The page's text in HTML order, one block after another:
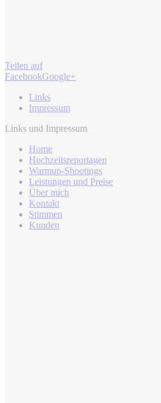
Teilen auf
FacebookGoogle+
Links
Impressum
Links und Impressum
Home
Hochzeitsreportagen
Warmup-Shootings
Leistungen und Preise
Über mich
Kontakt
Stimmen
Kunden